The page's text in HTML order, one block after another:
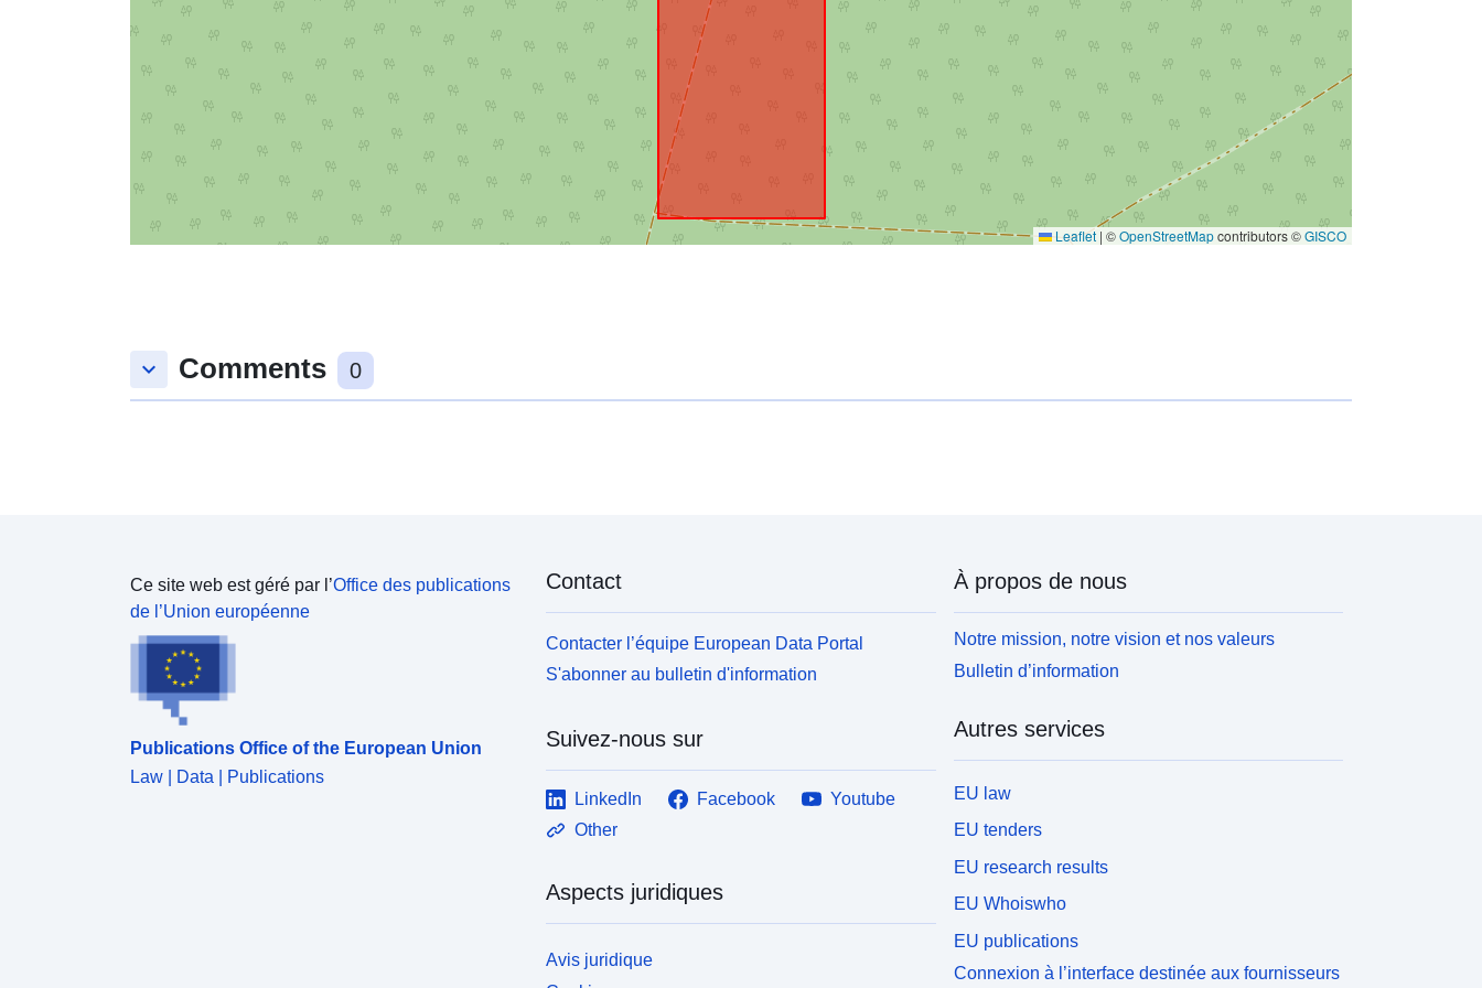
Leaflet | ©OpenStreetMapcontributors ©GISCO
keyboard_arrow_down Comments 0
Ce site web est géré par l’Office des publications
de l’Union européenne
Publications Office of the European Union
Law | Data | Publications
Contact
Contacter l’équipe European Data Portal
S'abonner au bulletin d'information
Suivez-nous sur
LinkedIn Facebook
Youtube
Other
Aspects juridiques
Avis juridique
À propos de nous
Notre mission, notre vision et nos valeurs
Bulletin d’information
Autres services
EU law
EU tenders
EU research results
EU Whoiswho
EU publications
Connexion à l’interface destinée aux fournisseurs